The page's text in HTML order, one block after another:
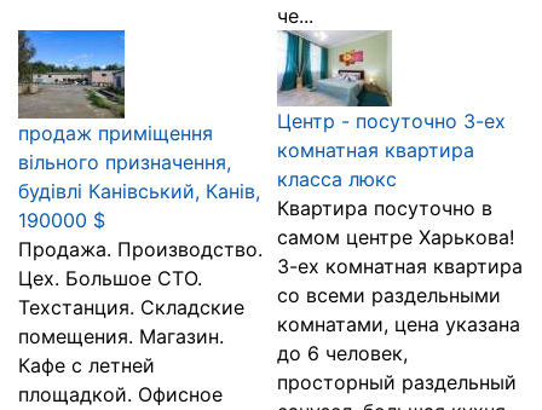
че...
продаж приміщення
вільного призначення,
будівлі Канівський, Канів,
190000 $
Продажа. Производство.
Цех. Большое СТО.
Техстанция. Складские
помещения. Магазин.
Кафе с летней
площадкой. Офисное
Центр - посуточно 3-ех
комнатная квартира
класса люкс
Квартира посуточно в
самом центре Харькова!
3-ех комнатная квартира
со всеми раздельными
комнатами, цена указана
до 6 человек,
просторный раздельный